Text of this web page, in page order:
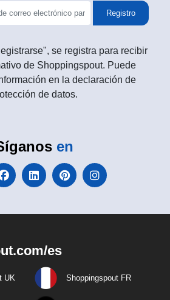
Registro
se registra para recibir
de Shoppingspout. Puede
en la declaración de
de datos.
en
es
UK Shoppingspout FR